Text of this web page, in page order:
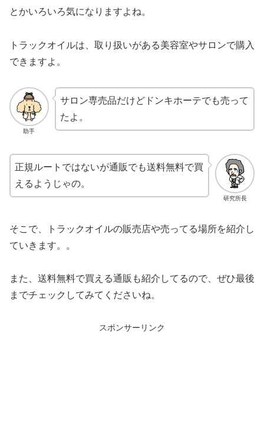
とかいろいろ気になりますよね。
トラックオイルは、取り扱いがある美容室やサロンで購入
できますよ。
助手
サロン専売品だけどドンキホーテでも売って
たよ。
研究所長
正規ルートではないが通販でも送料無料で買
えるようじゃの。
そこで、トラックオイルの販売店や売ってる場所を紹介し
ていきます。。
また、送料無料で買える通販も紹介してるので、ぜひ最後
までチェックしてみてくださいね。
スポンサーリンク